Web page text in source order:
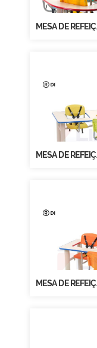
MESA DE
MESA DE
MESA DE